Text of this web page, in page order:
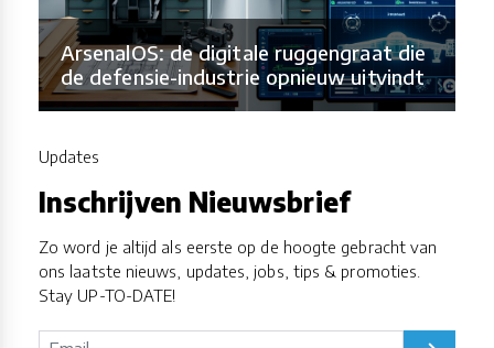
ArsenalOS: de digitale ruggengraat die
de defensie-industrie opnieuw uitvindt
Updates
Inschrijven Nieuwsbrief
Zo word je altijd als eerste op de hoogte gebracht van
ons laatste nieuws, updates, jobs, tips & promoties.
Stay UP-TO-DATE!